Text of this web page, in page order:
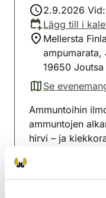
2.9.2026
Lägg till i
Mellersta
ampumarata,
19650 Joutsa
Se
(avautuu uuteen
Ammuntoihin
ammuntojen
hirvi – ja
Östra
Mellersta